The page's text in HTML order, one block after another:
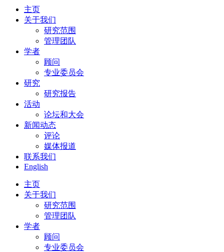
主页
关于我们
研究范围
管理团队
学者
顾问
专业委员会
研究
研究报告
活动
论坛和大会
新闻动态
评论
媒体报道
联系我们
English
主页
关于我们
研究范围
管理团队
学者
顾问
专业委员会